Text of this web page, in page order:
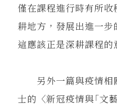
僅在課程進行時有所
耕地方，發展出進一步
這應該正是深耕課程的
另外一篇與疫情相
士的〈新冠疫情與｢文